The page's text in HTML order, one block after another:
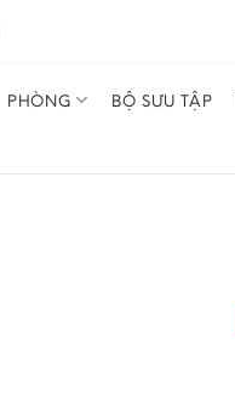
PHÒNG BỘ SƯU TẬP